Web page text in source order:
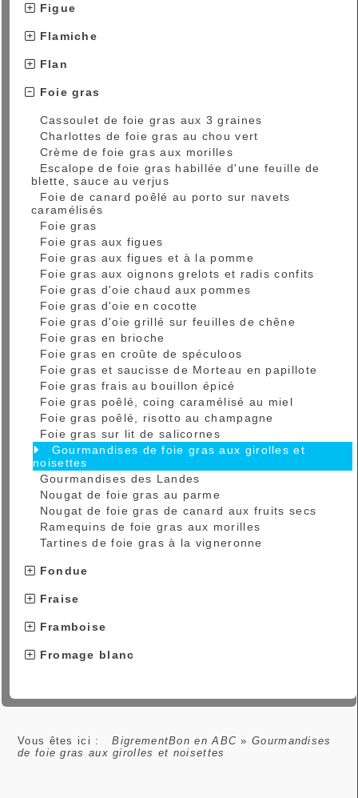
Figue
Flamiche
Flan
Foie gras
Cassoulet de foie gras aux 3 graines
Charlottes de foie gras au chou vert
Crème de foie gras aux morilles
Escalope de foie gras habillée d'une feuille de
blette, sauce au verjus
Foie de canard poêlé au porto sur navets
caramélisés
Foie gras
Foie gras aux figues
Foie gras aux figues et à la pomme
Foie gras aux oignons grelots et radis confits
Foie gras d'oie chaud aux pommes
Foie gras d'oie en cocotte
Foie gras d'oie grillé sur feuilles de chêne
Foie gras en brioche
Foie gras en croûte de spéculoos
Foie gras et saucisse de Morteau en papillote
Foie gras frais au bouillon épicé
Foie gras poêlé, coing caramélisé au miel
Foie gras poêlé, risotto au champagne
Foie gras sur lit de salicornes
Gourmandises de foie gras aux girolles et
noisettes
Gourmandises des Landes
Nougat de foie gras au parme
Nougat de foie gras de canard aux fruits secs
Ramequins de foie gras aux morilles
Tartines de foie gras à la vigneronne
Fondue
Fraise
Framboise
Fromage blanc
Vous êtes ici : BigrementBon en ABC»Gourmandises
de foie gras aux girolles et noisettes